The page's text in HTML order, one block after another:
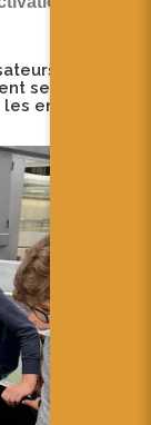
se déroule
enfants et